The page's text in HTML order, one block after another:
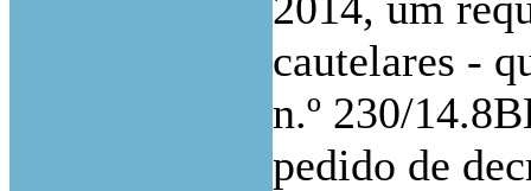
cautelares -
n.º 230/
pedido de